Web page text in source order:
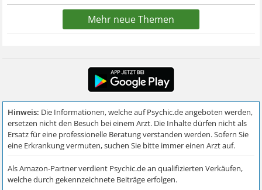
Mehr neue Themen